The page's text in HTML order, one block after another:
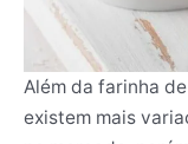
Além da farinha
existem mais